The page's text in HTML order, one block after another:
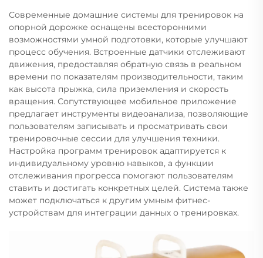
Современные домашние системы для тренировок на
опорной дорожке оснащены всесторонними
возможностями умной подготовки, которые улучшают
процесс обучения. Встроенные датчики отслеживают
движения, предоставляя обратную связь в реальном
времени по показателям производительности, таким
как высота прыжка, сила приземления и скорость
вращения. Сопутствующее мобильное приложение
предлагает инструменты видеоанализа, позволяющие
пользователям записывать и просматривать свои
тренировочные сессии для улучшения техники.
Настройка программ тренировок адаптируется к
индивидуальному уровню навыков, а функции
отслеживания прогресса помогают пользователям
ставить и достигать конкретных целей. Система также
может подключаться к другим умным фитнес-
устройствам для интеграции данных о тренировках.